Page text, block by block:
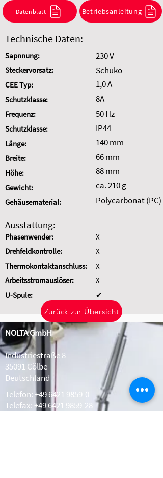
Kombination anzufragen.
Datenblatt Betriebsanleitung
Technische Daten:
Sapnnung:
Steckervorsatz:
CEE Typ:
Schutzklasse:
Frequenz:
Schutzklasse:
Länge:
Breite:
Höhe:
Gewicht:
Gehäusematerial:
230 V
Schuko
1,0 A
8A
50 Hz
IP44
140 mm
66 mm
88 mm
ca. 210 g
Polycarbonat (PC)
Ausstattung:
Phasenwender:
Drehfeldkontrolle:
Thermokontaktanschluss:
Arbeitsstromauslöser:
U-Spule:
X
X
X
X
✔
Zurück zur Übersicht
NOLTA GmbH
Industriestraße 8
35091 Cölbe
Deutschland
Telefon: +49 6421 9859-0
Telefax: +49 6421 9859-28